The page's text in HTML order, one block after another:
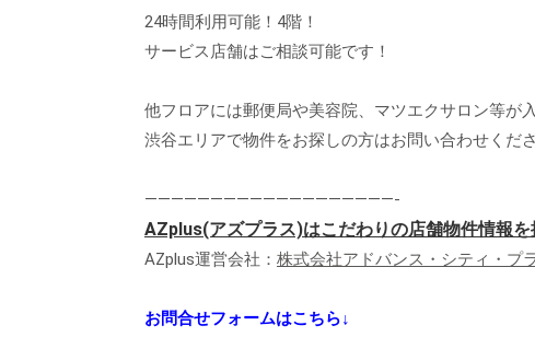
24時間利用可能！4階！
サービス店舗はご相談可能です！
他フロアには郵便局や美容院、マツエクサロン等が
渋谷エリアで物件をお探しの方はお問い合わせくださ
———————————————————-
AZplus(アズプラス)はこだわりの店舗物件情報を
AZplus運営会社： 株式会社アドバンス・シティ・プ
お問合せフォームはこちら↓